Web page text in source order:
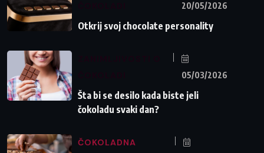
20/05/2026
Otkrij svoj chocolate personality
05/03/2026
Šta bi se desilo kada biste jeli
čokoladu svaki dan?
ČOKOLADNA